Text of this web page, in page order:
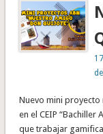
Nuevo mini proyecto
en el CEIP “Bachiller
que trabajar